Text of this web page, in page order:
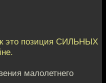
это позиция СИЛЬНЫХ
малолетнего